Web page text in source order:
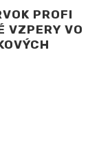
PROFI
VZPERY VO